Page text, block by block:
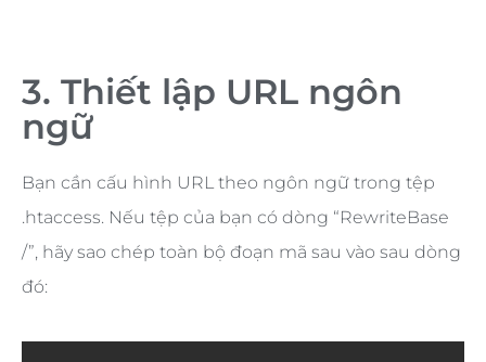
3. Thiết lập URL ngôn
ngữ
Bạn cần cấu hình URL theo ngôn ngữ trong tệp
.htaccess. Nếu tệp của bạn có dòng “RewriteBase
/”, hãy sao chép toàn bộ đoạn mã sau vào sau dòng
đó: